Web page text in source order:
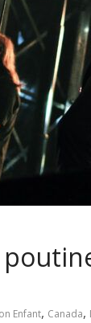
Enfant, Canada,